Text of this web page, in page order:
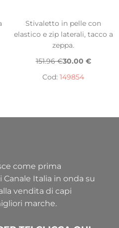
Stivaletto in pelle con
elastico e zip laterali, tacco a
zeppa.
151.96 €30.00 €
Cod: 149854
come prima
Italia in onda su
vendita di capi
marche.